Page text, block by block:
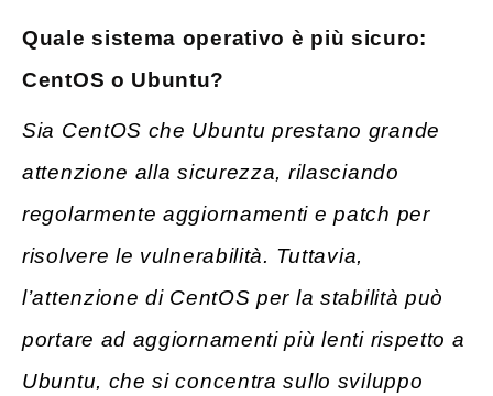
Quale sistema operativo è più sicuro:
CentOS o Ubuntu?
Sia CentOS che Ubuntu prestano grande
attenzione alla sicurezza, rilasciando
regolarmente aggiornamenti e patch per
risolvere le vulnerabilità. Tuttavia,
l’attenzione di CentOS per la stabilità può
portare ad aggiornamenti più lenti rispetto a
Ubuntu, che si concentra sullo sviluppo